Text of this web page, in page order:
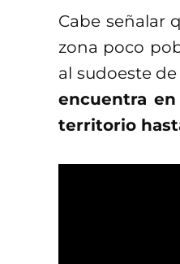
Cabe señalar
zona poco
al sudoeste
encuentra
territorio